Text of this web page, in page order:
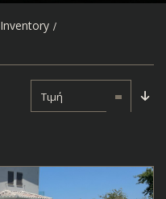
Inventory
Τιμή